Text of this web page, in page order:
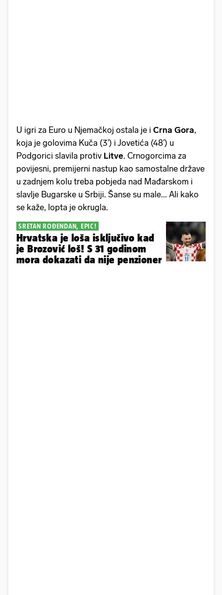
U igri za Euro u Njemačkoj ostala je i Crna Gora,
koja je golovima Kuča (3') i Jovetića (48') u
Podgorici slavila protiv Litve. Crnogorcima za
povijesni, premijerni nastup kao samostalne države
u zadnjem kolu treba pobjeda nad Mađarskom i
slavlje Bugarske u Srbiji. Šanse su male... Ali kako
se kaže, lopta je okrugla.
SRETAN ROĐENDAN, EPIC!
Hrvatska je loša isključivo kad
je Brozović loš! S 31 godinom
mora dokazati da nije penzioner